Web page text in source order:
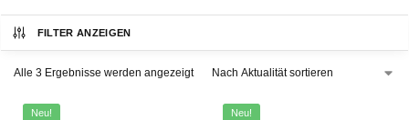
FILTER ANZEIGEN
Alle 3 Ergebnisse werden angezeigt
Neu! Neu!